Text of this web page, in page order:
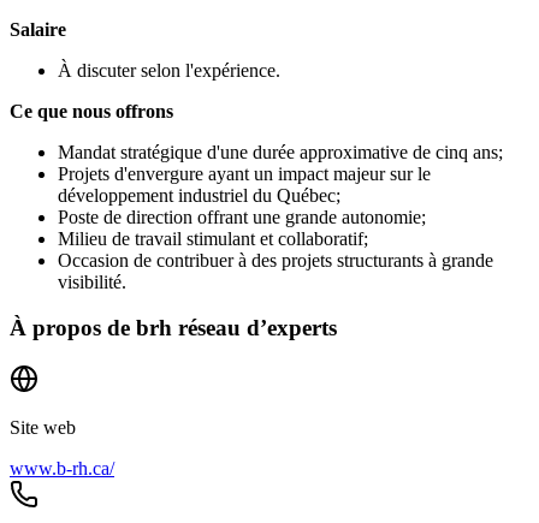
Salaire
À discuter selon l'expérience.
Ce que nous offrons
Mandat stratégique d'une durée approximative de cinq ans;
Projets d'envergure ayant un impact majeur sur le
développement industriel du Québec;
Poste de direction offrant une grande autonomie;
Milieu de travail stimulant et collaboratif;
Occasion de contribuer à des projets structurants à grande
visibilité.
À propos de brh réseau d’experts
Site web
www.b-rh.ca/